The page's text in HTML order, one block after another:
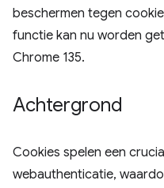
beschermen tegen
functie kan nu worden
Chrome 135.
Achtergrond
Cookies spelen een
webauthenticatie,